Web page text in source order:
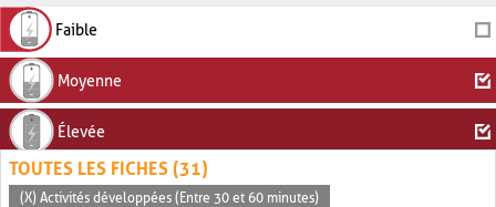
Faible
Moyenne
Élevée
TOUTES LES FICHES (31)
(X) Activités développées (Entre 30 et 60 minutes)